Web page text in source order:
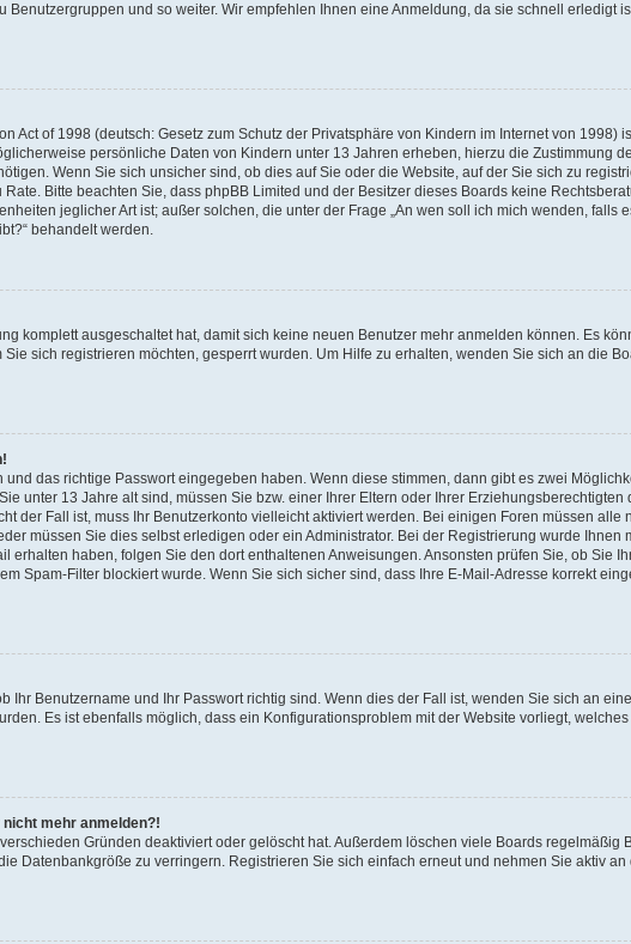
Benutzergruppen und so weiter. Wir empfehlen Ihnen eine Anmeldung, da sie schnell erledigt
Act of 1998 (deutsch: Gesetz zum Schutz der Privatsphäre von Kindern im Internet von 1998)
persönliche Daten von Kindern unter 13 Jahren erheben, hierzu die Zustimmung
Wenn Sie sich unsicher sind, ob dies auf Sie oder die Website, auf der Sie sich zu
Bitte beachten Sie, dass phpBB Limited und der Besitzer dieses Boards keine
jeglicher Art ist; außer solchen, die unter der Frage „An wen soll ich mich wenden, falls
behandelt werden.
komplett ausgeschaltet hat, damit sich keine neuen Benutzer mehr anmelden können. Es
sich registrieren möchten, gesperrt wurden. Um Hilfe zu erhalten, wenden Sie sich an die
das richtige Passwort eingegeben haben. Wenn diese stimmen, dann gibt es zwei
unter 13 Jahre alt sind, müssen Sie bzw. einer Ihrer Eltern oder Ihrer Erziehungsberechtigten
der Fall ist, muss Ihr Benutzerkonto vielleicht aktiviert werden. Bei einigen Foren müssen alle
müssen Sie dies selbst erledigen oder ein Administrator. Bei der Registrierung wurde Ihnen
erhalten haben, folgen Sie den dort enthaltenen Anweisungen. Ansonsten prüfen Sie, ob Sie
Spam-Filter blockiert wurde. Wenn Sie sich sicher sind, dass Ihre E-Mail-Adresse korrekt
Ihr Benutzername und Ihr Passwort richtig sind. Wenn dies der Fall ist, wenden Sie sich an
Es ist ebenfalls möglich, dass ein Konfigurationsproblem mit der Website vorliegt, welches
mehr anmelden?!
Gründen deaktiviert oder gelöscht hat. Außerdem löschen viele Boards regelmäßig
Datenbankgröße zu verringern. Registrieren Sie sich einfach erneut und nehmen Sie aktiv an